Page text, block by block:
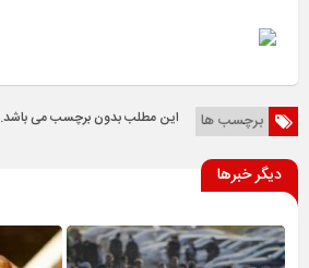
برچسب ها این مطلب بدون برچسب می باشد.
دیگر خبرها